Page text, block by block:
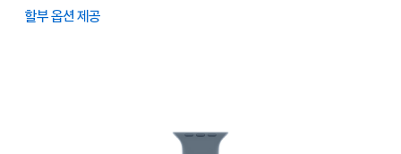
할부 옵션 제공